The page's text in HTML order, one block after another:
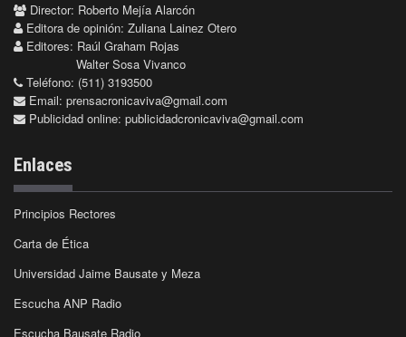
Director: Roberto Mejía Alarcón
Editora de opinión: Zuliana Lainez Otero
Editores: Raúl Graham Rojas
Walter Sosa Vivanco
Teléfono: (511) 3193500
Email: prensacronicaviva@gmail.com
Publicidad online: publicidadcronicaviva@gmail.com
Enlaces
Principios Rectores
Carta de Ética
Universidad Jaime Bausate y Meza
Escucha ANP Radio
Escucha Bausate Radio